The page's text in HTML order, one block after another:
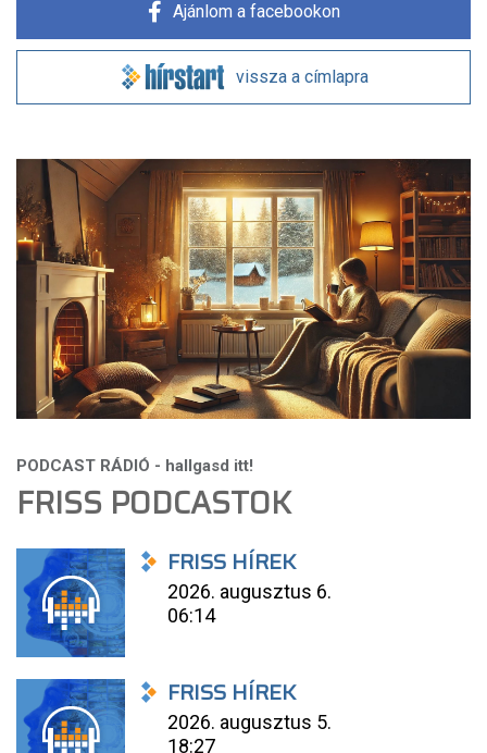
Ajánlom a facebookon
vissza a címlapra
FRISS PODCASTOK
FRISS HÍREK
2026. augusztus 6.
06:14
FRISS HÍREK
2026. augusztus 5.
18:27